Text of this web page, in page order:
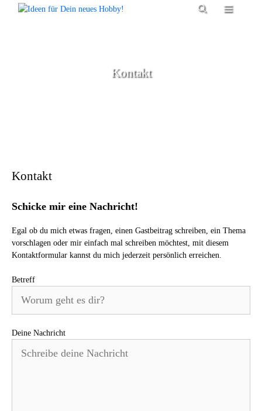
Menü
Kontakt
Kontakt
Schicke mir eine Nachricht!
Egal ob du mich etwas fragen, einen Gastbeitrag schreiben, ein Thema
vorschlagen oder mir einfach mal schreiben möchtest, mit diesem
Kontaktformular kannst du mich jederzeit persönlich erreichen.
Betreff
Deine Nachricht